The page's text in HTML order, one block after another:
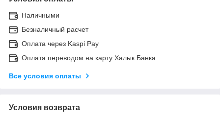
Наличными
Безналичный расчет
Оплата через Kaspi Pay
Оплата переводом на карту Халык Банка
Все условия оплаты
Условия возврата